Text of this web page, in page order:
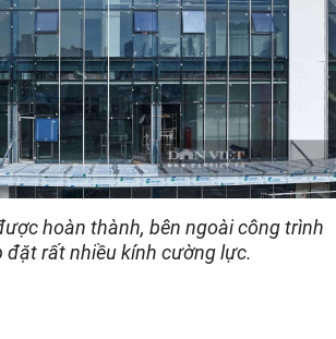
hoàn thành, bên ngoài công trình
đặt rất nhiều kính cường lực.